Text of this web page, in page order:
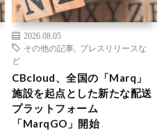
2026.08.05
その他の記事
プレスリリースな
ど
CBcloud、全国の「Marq」
施設を起点とした新たな配送
プラットフォーム
「MarqGO」開始